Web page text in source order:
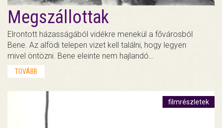
Megszállottak
Elrontott házasságából vidékre menekül a fővárosból
Bene. Az alfödi telepen vizet kell találni, hogy legyen
mivel öntözni. Bene eleinte nem hajlandó…
TOVÁBB
filmrészletek